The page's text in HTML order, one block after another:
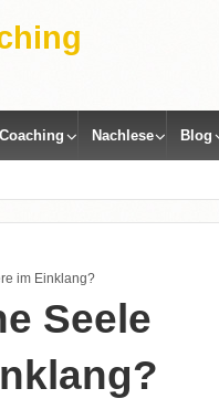
Coaching Nachlese Blog
im Einklang?
Seele